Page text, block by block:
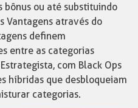
bônus ou até substituindo
Vantagens através do
definem
entre as categorias
com Black Ops
híbridas que desbloqueiam
categorias.